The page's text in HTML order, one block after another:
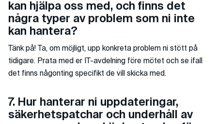
kan hjälpa oss med, och finns det
några typer av problem som ni inte
kan hantera?
Tänk på! Ta, om möjligt, upp konkreta problem ni stött på
tidigare. Prata med er IT-avdelning före mötet och se ifall
det finns någonting specifikt de vill skicka med.
7. Hur hanterar ni uppdateringar,
säkerhetspatchar och underhåll av